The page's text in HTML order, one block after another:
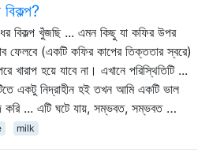
বিকল্প খুঁজছি ... এমন কিছু যা কফির উপর
ফেলবে (একটি কফির কাপের তিক্ততার স্বরে)
খারাপ হয়ে যাবে না। এখানে পরিস্থিতিটি ...
একটু নিদ্রাহীন হই তখন আমি একটি ভাল
করি ... এটি ঘটে যায়, সম্ভবত, সম্ভবত …
milk